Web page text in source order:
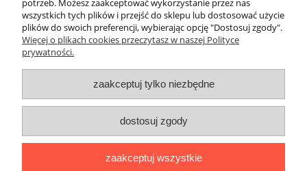
Płatności i dostawa
Informacje
O nas
pokaż pełną wersję strony
Sklep internetowy Shoper.pl
potrzeb. Możesz zaakceptować wykorzystanie przez nas
wszystkich tych plików i przejść do sklepu lub dostosować użycie
plików do swoich preferencji, wybierając opcję "Dostosuj zgody".
Więcej o plikach cookies przeczytasz w naszej Polityce
prywatności.
zaakceptuj tylko niezbędne
dostosuj zgody
zaakceptuj wszystkie